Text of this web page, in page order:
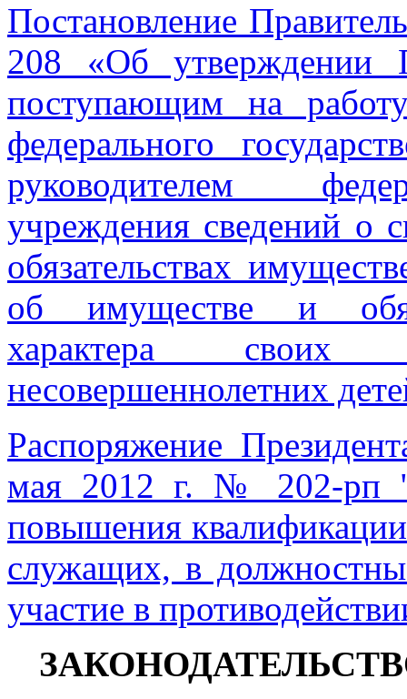
Постановление
208 «Об утверждении
поступающим на
федерального
руководителем
учреждения сведений о
обязательствах
об имуществе и
характера
несовершеннолетних
Распоряжение
мая 2012 г. № 202-рп
повышения
служащих, в
участие в